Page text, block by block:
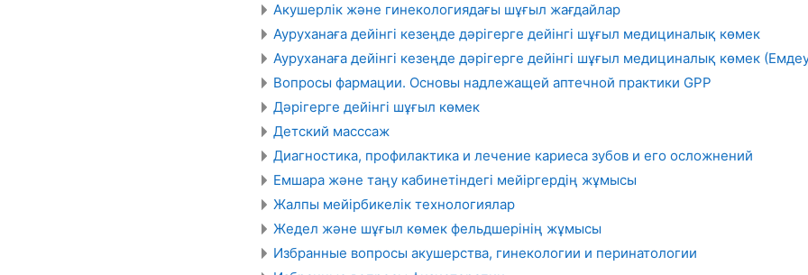
Акушерлік және гинекологиядағы шұғыл жағдайлар
Ауруханаға дейінгі кезеңде дәрігерге дейінгі шұғыл медициналық көмек
Ауруханаға дейінгі кезеңде дәрігерге дейінгі шұғыл медициналық көмек (Емдеу
Вопросы фармации. Основы надлежащей аптечной практики GPP
Дәрігерге дейінгі шұғыл көмек
Детский масссаж
Диагностика, профилактика и лечение кариеса зубов и его осложнений
Емшара және таңу кабинетіндегі мейіргердің жұмысы
Жалпы мейірбикелік технологиялар
Жедел және шұғыл көмек фельдшерінің жұмысы
Избранные вопросы акушерства, гинекологии и перинатологии